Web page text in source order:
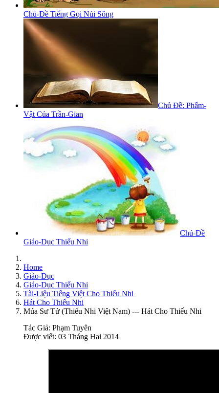
Chủ-Đề Tiếng Gọi Núi Sông
Chủ Đề: Phẩm-
Vật Của Trần-Gian
Chủ-Đề
Giáo-Dục Thiếu Nhi
Home
Giáo-Dục
Giáo-Dục Thiếu Nhi
Tài-Liệu Tiếng Việt Cho Thiếu Nhi
Hát Cho Thiếu Nhi
Múa Sư Tử (Thiếu Nhi Việt Nam) --- Hát Cho Thiếu Nhi
Tác Giả: Phạm Tuyên
Được viết: 03 Tháng Hai 2014